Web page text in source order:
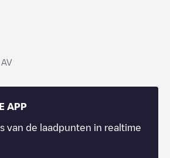
APP
van de laadpunten in realtime